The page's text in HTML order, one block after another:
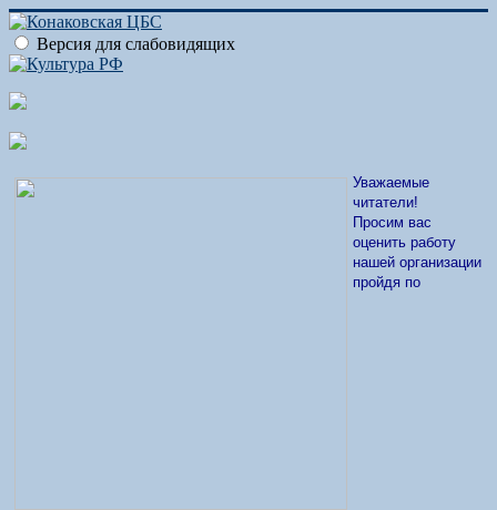
Версия для слабовидящих
Уважаемые
читатели!
Просим вас
оценить работу
нашей организации
пройдя по